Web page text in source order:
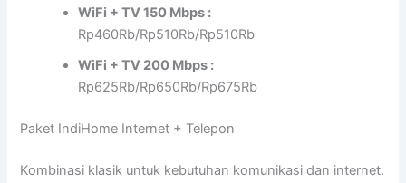
WiFi + TV 150 Mbps :
Rp460Rb/Rp510Rb/Rp510Rb
WiFi + TV 200 Mbps :
Rp625Rb/Rp650Rb/Rp675Rb
Paket IndiHome Internet + Telepon
Kombinasi klasik untuk kebutuhan komunikasi dan internet.